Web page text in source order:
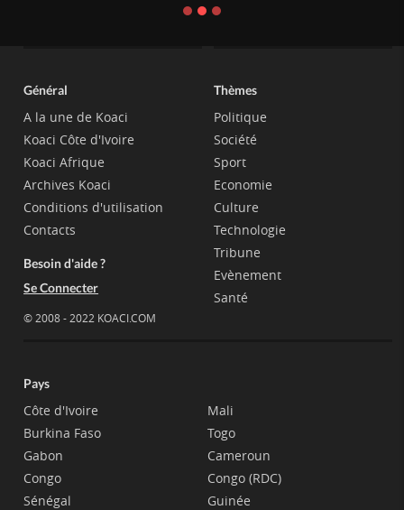
Général
A la une de Koaci
Koaci Côte d'Ivoire
Koaci Afrique
Archives Koaci
Conditions d'utilisation
Contacts
Besoin d'aide ?
Se Connecter
© 2008 - 2022 KOACI.COM
Thèmes
Politique
Société
Sport
Economie
Culture
Technologie
Tribune
Evènement
Santé
Pays
Côte d'Ivoire
Burkina Faso
Gabon
Congo
Sénégal
Mali
Togo
Cameroun
Congo (RDC)
Guinée